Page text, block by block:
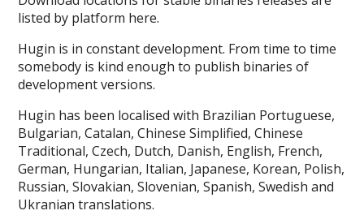
listed by platform here.
Hugin is in constant development. From time to time
somebody is kind enough to publish binaries of
development versions.
Hugin has been localised with Brazilian Portuguese,
Bulgarian, Catalan, Chinese Simplified, Chinese
Traditional, Czech, Dutch, Danish, English, French,
German, Hungarian, Italian, Japanese, Korean, Polish,
Russian, Slovakian, Slovenian, Spanish, Swedish and
Ukranian translations.